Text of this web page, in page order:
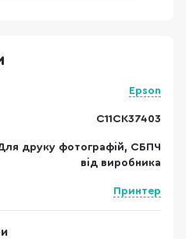
Epson
C11CK37403
друку фотографій, СБПЧ
від виробника
Принтер